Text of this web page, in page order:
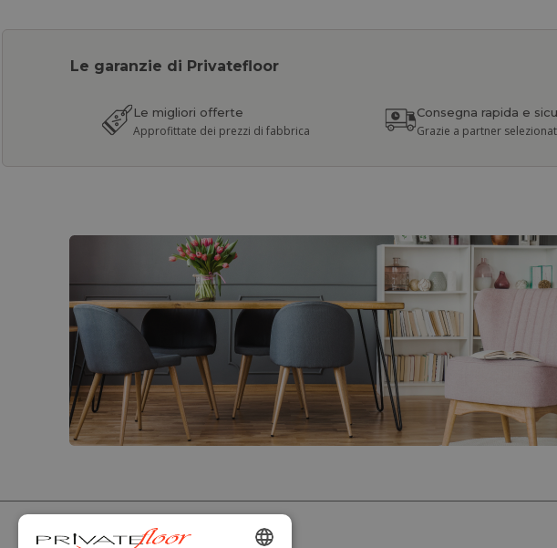
Le garanzie di Privatefloor
Le migliori offerte
Approfittate dei prezzi di fabbrica
Consegna rapida e
Grazie a partner
PRIVATEFLOOR